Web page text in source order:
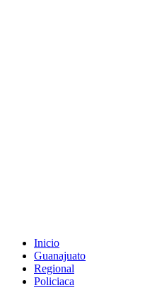
Inicio
Guanajuato
Regional
Policiaca